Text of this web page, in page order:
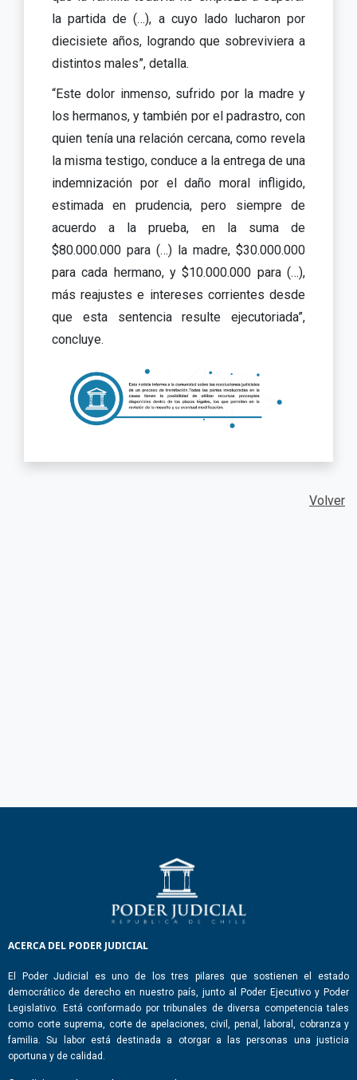
la partida de (…), a cuyo lado lucharon por
diecisiete años, logrando que sobreviviera a
distintos males”, detalla.
“Este dolor inmenso, sufrido por la madre y
los hermanos, y también por el padrastro, con
quien tenía una relación cercana, como revela
la misma testigo, conduce a la entrega de una
indemnización por el daño moral infligido,
estimada en prudencia, pero siempre de
acuerdo a la prueba, en la suma de
$80.000.000 para (…) la madre, $30.000.000
para cada hermano, y $10.000.000 para (…),
más reajustes e intereses corrientes desde
que esta sentencia resulte ejecutoriada”,
concluye.
Volver
ACERCA DEL PODER JUDICIAL
El Poder Judicial es uno de los tres pilares que sostienen el estado
democrático de derecho en nuestro país, junto al Poder Ejecutivo y Poder
Legislativo. Está conformado por tribunales de diversa competencia tales
como corte suprema, corte de apelaciones, civil, penal, laboral, cobranza y
familia. Su labor está destinada a otorgar a las personas una justicia
oportuna y de calidad.